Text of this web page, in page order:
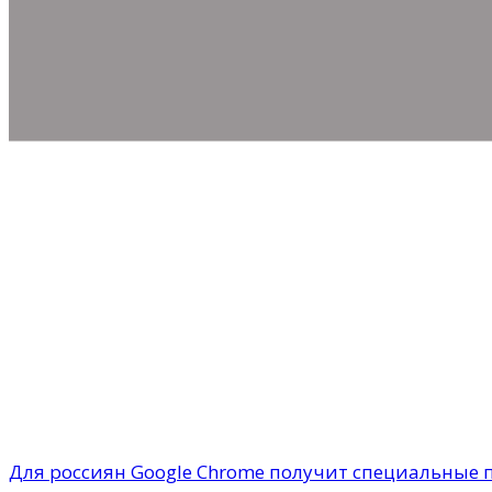
Для россиян Google Chrome получит специальные